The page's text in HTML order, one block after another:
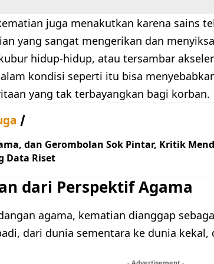
juga menakutkan karena sains
yang sangat mengerikan dan
hidup-hidup, atau tersambar
kondisi seperti itu bisa
yang tak terbayangkan bagi korban.
dan Gerombolan Sok Pintar, Kritik
Data Riset
dari Perspektif Agama
agama, kematian dianggap
dari dunia sementara ke dunia